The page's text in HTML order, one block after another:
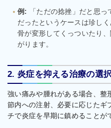
例:
「ただの捻挫」だと思っ
だったというケースは珍し
骨が変形してくっついたり
がります。
2. 炎症を抑える治療の選
強い痛みや腫れがある場合、整
節内への注射、必要に応じたギ
チで炎症を早期に鎮めることが